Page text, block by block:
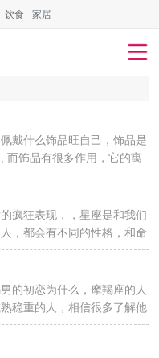
饮食 家居
2026-07-07
戴什么饰品旺自己，饰品是
而饰品有很多作用，它的寓
很多讲究,...
2026-07-07
疯狂表现，，星座是和我们
，都会有不同的性格，和命
自己的运势，以下是...
2026-07-07
的初恋为什么，摩羯座的人
稳重的人，相信很多了解他
的人，而且摩...